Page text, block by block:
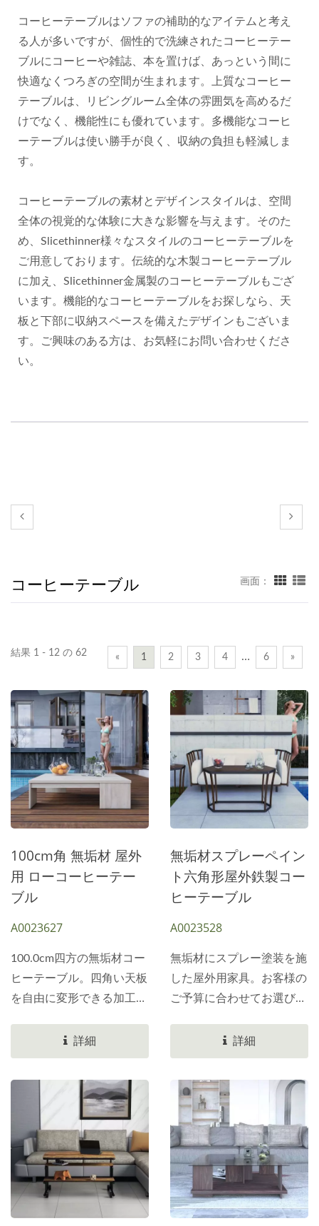
コーヒーテーブルはソファの補助的なアイテムと考え
る人が多いですが、個性的で洗練されたコーヒーテー
ブルにコーヒーや雑誌、本を置けば、あっという間に
快適なくつろぎの空間が生まれます。上質なコーヒー
テーブルは、リビングルーム全体の雰囲気を高めるだ
けでなく、機能性にも優れています。多機能なコーヒ
ーテーブルは使い勝手が良く、収納の負担も軽減しま
す。
コーヒーテーブルの素材とデザインスタイルは、空間
全体の視覚的な体験に大きな影響を与えます。そのた
め、Slicethinner様々なスタイルのコーヒーテーブルを
ご用意しております。伝統的な木製コーヒーテーブル
に加え、Slicethinner金属製のコーヒーテーブルもござ
います。機能的なコーヒーテーブルをお探しなら、天
板と下部に収納スペースを備えたデザインもございま
す。ご興味のある方は、お気軽にお問い合わせくださ
い。
コー​​ヒーテーブル 画面：
結果 1 - 12 の 62 « 1 2 3 4 … 6 »
100cm角 無垢材 屋外
用 ローコーヒーテー
ブル
A0023627
100.0cm四方の無垢材コー
ヒーテーブル。四角い天板
を自由に変形できる加工技
駄にせず、計算を練り上げ
ています。大きな無垢材の
板一枚一枚の利用率を高め
ることができます。高さ
25.0cmのテーブル脚。屋
外設置に適したロータイプ
コーヒーテーブルです。テ
ーブル脚を高くして、リビ
ングルームのコーヒーテー
ブルの高さにすることも可
詳細
無垢材スプレーペイン
ト六角形屋外鉄製コー
ヒーテーブル
A0023528
無垢材にスプレー塗装を施
した屋外用家具。お客様の
ご予算に合わせてお選びい
更も可能です。軽量屋外用
家具メーカーSlicethinner
まず、比較的高い防水係数
を持つ無垢材を主に使用
し、特殊な塗料で塗装しま
す。保護性と耐久性を兼ね
備えています。家具用木製
パネルは、環境保護のため
FSC認証を取得していま
す。地球を守るために、ぜ
詳細